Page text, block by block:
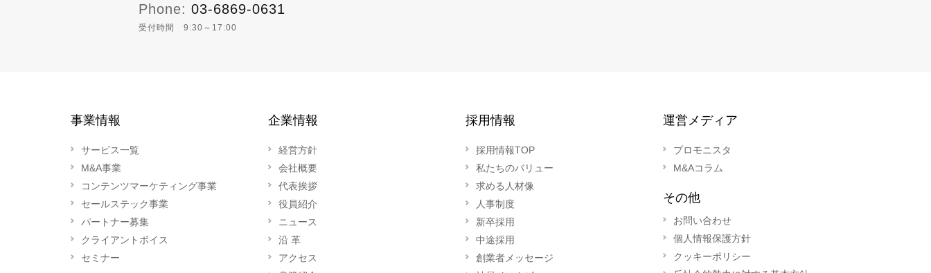
Phone: 03-6869-0631
受付時間 9:30～17:00
事業情報
サービス一覧
M&A事業
コンテンツマーケティング事業
セールステック事業
パートナー募集
クライアントボイス
セミナー
企業情報
経営方針
会社概要
代表挨拶
役員紹介
ニュース
沿 革
アクセス
採用情報
採用情報TOP
私たちのバリュー
求める人材像
人事制度
新卒採用
中途採用
創業者メッセージ
運営メディア
プロモニスタ
M&Aコラム
その他
お問い合わせ
個人情報保護方針
クッキーポリシー